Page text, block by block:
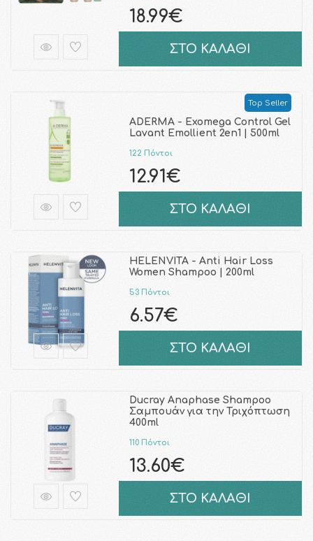
18.99€
ΣΤΟ ΚΑΛΑΘΙ
Top Seller
ADERMA - Exomega Control Gel
Lavant Emollient 2en1 | 500ml
122 Πόντοι
12.91€
ΣΤΟ ΚΑΛΑΘΙ
HELENVITA - Anti Hair Loss
Women Shampoo | 200ml
53 Πόντοι
6.57€
ΣΤΟ ΚΑΛΑΘΙ
Ducray Anaphase Shampoo
Σαμπουάν για την Τριχόπτωση
400ml
110 Πόντοι
13.60€
ΣΤΟ ΚΑΛΑΘΙ